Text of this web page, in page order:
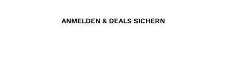
ANMELDEN & DEALS SICHERN